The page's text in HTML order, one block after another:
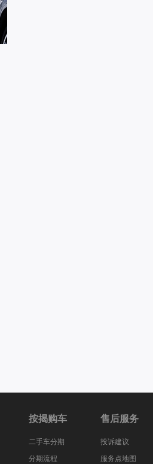
按揭购车
二手车分期
分期流程
售后服务
投诉建议
服务点地图